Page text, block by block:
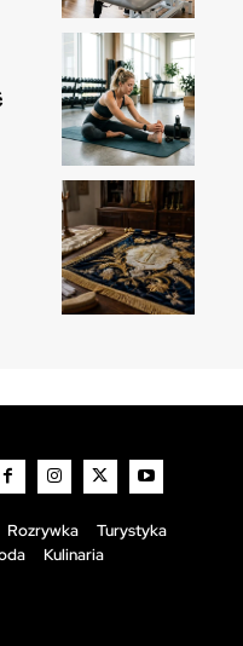
Rozrywka
Turystyka
Kulinaria